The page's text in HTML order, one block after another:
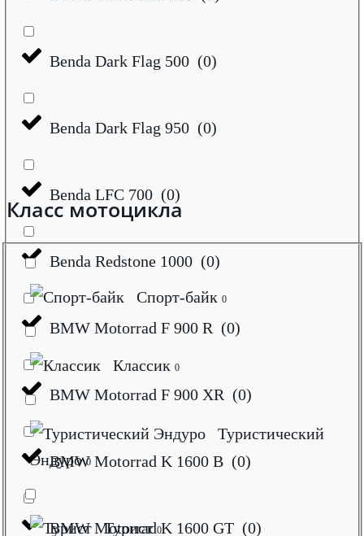
Benda Dark Flag 500 (0)
Benda Dark Flag 950 (0)
Benda LFC 700 (0)
Benda Redstone 1000 (0)
BMW Motorrad F 900 R (0)
BMW Motorrad F 900 XR (0)
BMW Motorrad K 1600 B (0)
BMW Motorrad K 1600 GT (0)
Класс мотоцикла
Спорт-байк 0
Классик 0
Туристический
Эндуро 0
Турист 0